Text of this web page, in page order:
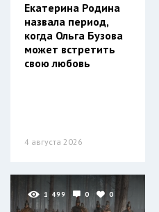
Екатерина Родина
назвала период,
когда Ольга Бузова
может встретить
свою любовь
4 августа 2026
1 499 0 0